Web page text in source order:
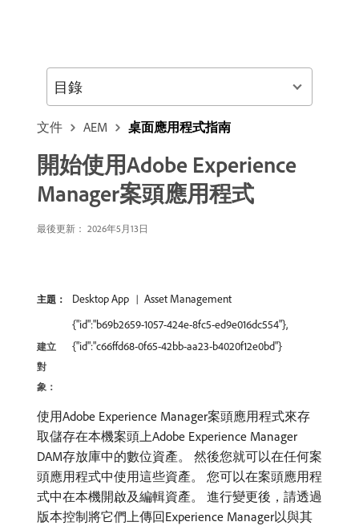
文件 AEM 桌面應用程式指南
開始使用Adobe Experience
Manager案頭應用程式
最後更新： 2026年5月13日
主題： Desktop App Asset Management
建立
對
象：
{"id":"b69b2659-1057-424e-8fc5-ed9e016dc554"},
{"id":"c66ffd68-0f65-42bb-aa23-b4020f12e0bd"}
使用Adobe Experience Manager案頭應用程式來存
取儲存在本機案頭上Adobe Experience Manager
DAM存放庫中的數位資產。 然後您就可以在任何案
頭應用程式中使用這些資產。 您可以在案頭應用程
式中在本機開啟及編輯資產。 進行變更後，請透過
版本控制將它們上傳回Experience Manager以與其
目錄